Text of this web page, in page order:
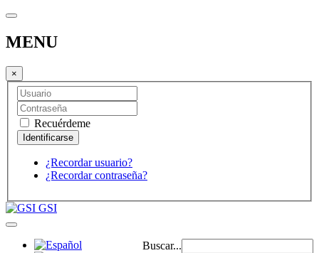
MENU
×
Recuérdeme
¿Recordar usuario?
¿Recordar contraseña?
GSI
Buscar...